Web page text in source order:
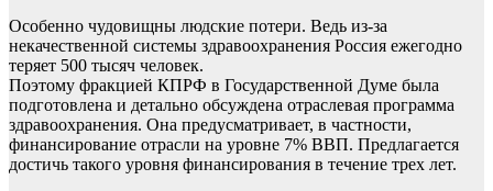
Особенно чудовищны людские потери. Ведь из-за
некачественной системы здравоохранения Россия ежегодно
теряет 500 тысяч человек.
Поэтому фракцией КПРФ в Государственной Думе была
подготовлена и детально обсуждена отраслевая программа
здравоохранения. Она предусматривает, в частности,
финансирование отрасли на уровне 7% ВВП. Предлагается
достичь такого уровня финансирования в течение трех лет.